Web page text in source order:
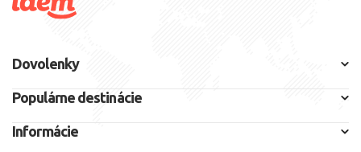
Dovolenky
Populárne destinácie
Informácie